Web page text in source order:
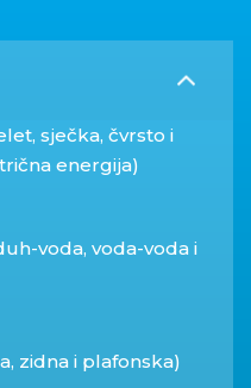
sječka, čvrsto i
energija)
voda, voda-voda i
zidna i plafonska)